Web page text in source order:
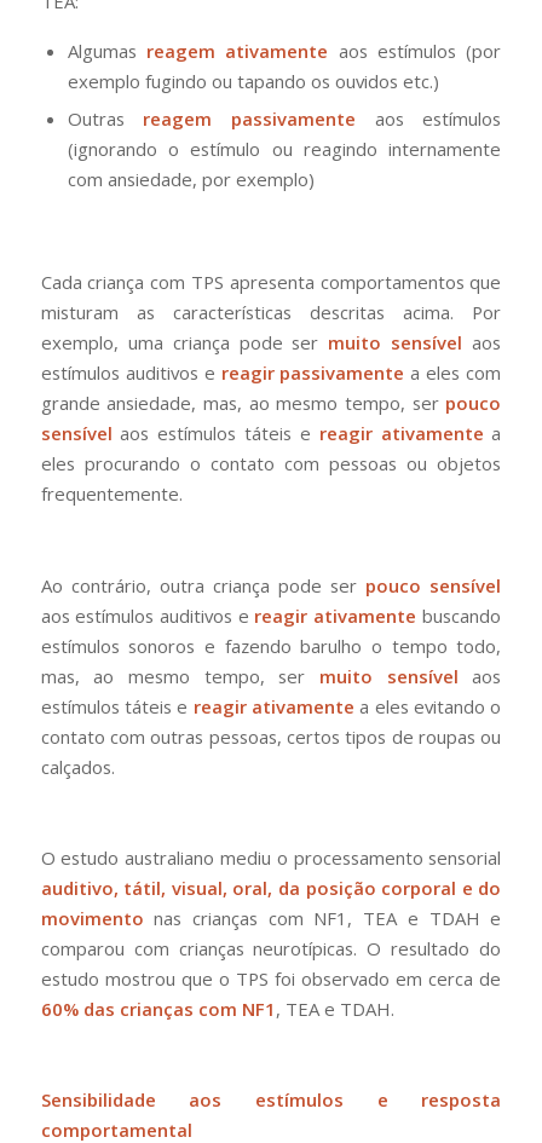
Algumas reagem ativamente aos estímulos (por
exemplo fugindo ou tapando os ouvidos etc.)
Outras reagem passivamente aos estímulos
(ignorando o estímulo ou reagindo internamente
com ansiedade, por exemplo)
Cada criança com TPS apresenta comportamentos que
misturam as características descritas acima. Por
exemplo, uma criança pode ser muito sensível aos
estímulos auditivos e reagir passivamentea eles com
grande ansiedade, mas, ao mesmo tempo, ser pouco
sensível aos estímulos táteis e reagir ativamente a
eles procurando o contato com pessoas ou objetos
frequentemente.
Ao contrário, outra criança pode ser pouco sensível
aos estímulos auditivos e reagir ativamente buscando
estímulos sonoros e fazendo barulho o tempo todo,
mas, ao mesmo tempo, ser muito sensível aos
estímulos táteis e reagir ativamente a eles evitando o
contato com outras pessoas, certos tipos de roupas ou
calçados.
O estudo australiano mediu o processamento sensorial
auditivo, tátil, visual, oral, da posição corporal e do
movimento nas crianças com NF1, TEA e TDAH e
comparou com crianças neurotípicas. O resultado do
estudo mostrou que o TPS foi observado em cerca de
60% das crianças com NF1 , TEA e TDAH.
Sensibilidade aos estímulos e resposta
comportamental